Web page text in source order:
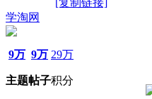
学淘网
9万
主题
9万
帖子
29万
积分